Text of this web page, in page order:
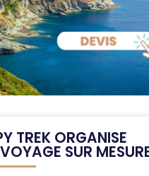
TREK ORGANISE
SUR